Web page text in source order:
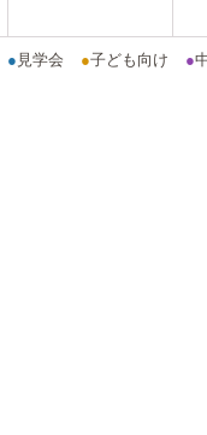
● 見学会 ●子ども向け ●